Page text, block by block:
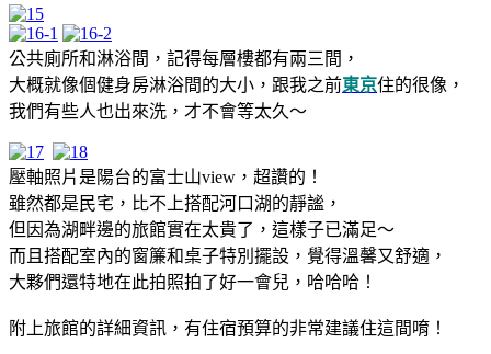
公共廁所和淋浴間，記得每層樓都有兩三間，
大概就像個健身房淋浴間的大小，跟我之前東京住的很像，
我們有些人也出來洗，才不會等太久～
壓軸照片是陽台的富士山view，超讚的！
雖然都是民宅，比不上搭配河口湖的靜謐，
但因為湖畔邊的旅館實在太貴了，這樣子已滿足～
而且搭配室內的窗簾和桌子特別擺設，覺得溫馨又舒適，
大夥們還特地在此拍照拍了好一會兒，哈哈哈！
附上旅館的詳細資訊，有住宿預算的非常建議住這間唷！